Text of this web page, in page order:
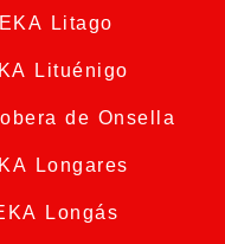
Litago
Lituénigo
de Onsella
Longares
Longás